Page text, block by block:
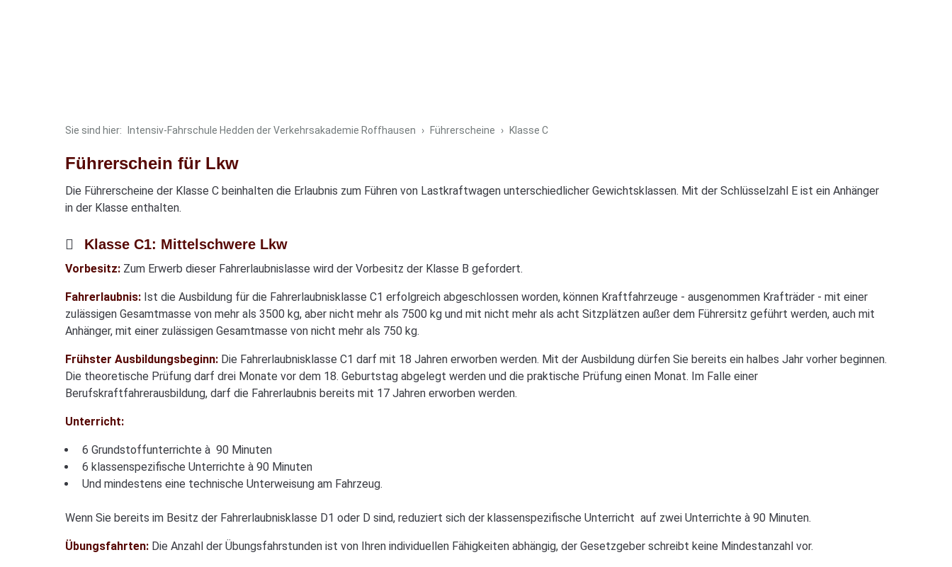
Sie sind hier: Intensiv-Fahrschule Hedden der Verkehrsakademie Roffhausen Führerscheine Klasse C
Führerschein für Lkw
Die Führerscheine der Klasse C beinhalten die Erlaubnis zum Führen von Lastkraftwagen unterschiedlicher Gewichtsklassen. Mit der Schlüsselzahl E ist ein Anhänger
in der Klasse enthalten.
Klasse C1: Mittelschwere Lkw
Vorbesitz: Zum Erwerb dieser Fahrerlaubnislasse wird der Vorbesitz der Klasse B gefordert.
Fahrerlaubnis: Ist die Ausbildung für die Fahrerlaubnisklasse C1 erfolgreich abgeschlossen worden, können Kraftfahrzeuge - ausgenommen Krafträder - mit einer
zulässigen Gesamtmasse von mehr als 3500 kg, aber nicht mehr als 7500 kg und mit nicht mehr als acht Sitzplätzen außer dem Führersitz geführt werden, auch mit
Anhänger, mit einer zulässigen Gesamtmasse von nicht mehr als 750 kg.
Frühster Ausbildungsbeginn: Die Fahrerlaubnisklasse C1 darf mit 18 Jahren erworben werden. Mit der Ausbildung dürfen Sie bereits ein halbes Jahr vorher beginnen.
Die theoretische Prüfung darf drei Monate vor dem 18. Geburtstag abgelegt werden und die praktische Prüfung einen Monat. Im Falle einer
Berufskraftfahrerausbildung, darf die Fahrerlaubnis bereits mit 17 Jahren erworben werden.
Unterricht:
6 Grundstoffunterrichte à 90 Minuten
6 klassenspezifische Unterrichte à 90 Minuten
Und mindestens eine technische Unterweisung am Fahrzeug.
Wenn Sie bereits im Besitz der Fahrerlaubnisklasse D1 oder D sind, reduziert sich der klassenspezifische Unterricht auf zwei Unterrichte à 90 Minuten.
Übungsfahrten: Die Anzahl der Übungsfahrstunden ist von Ihren individuellen Fähigkeiten abhängig, der Gesetzgeber schreibt keine Mindestanzahl vor.